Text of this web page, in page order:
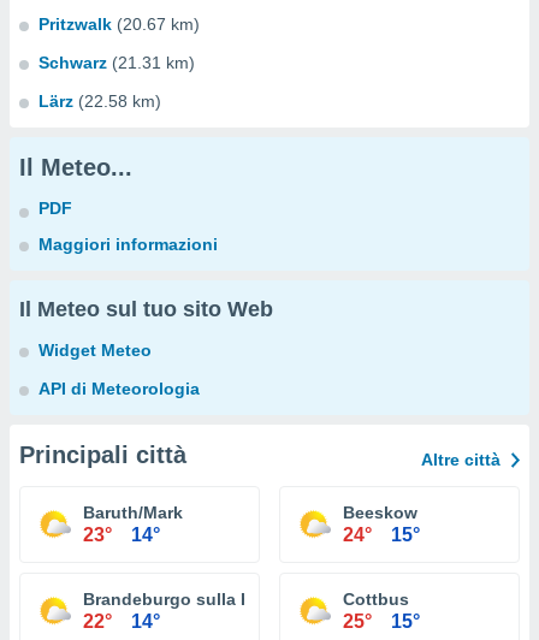
Pritzwalk (20.67 km)
Schwarz (21.31 km)
Lärz (22.58 km)
Il Meteo...
PDF
Maggiori informazioni
Il Meteo sul tuo sito Web
Widget Meteo
API di Meteorologia
Principali città Altre città
Baruth/Mark
23° 14°
Beeskow
24° 15°
Brandeburgo sulla Havel
22° 14°
Cottbus
25° 15°